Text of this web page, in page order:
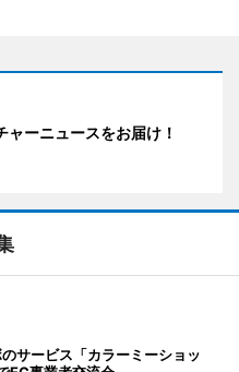
ャーニュースをお届け！
サービス「カラーミーショッ